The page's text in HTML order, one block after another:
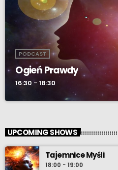
PODCAST
Ogień Prawdy
16:30 - 18:30
UPCOMING SHOWS
Tajemnice Myśli
18:00 - 19:00